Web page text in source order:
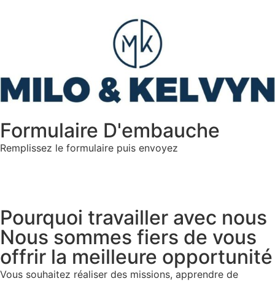
Formulaire D'embauche
Remplissez le formulaire puis envoyez
Pourquoi travailler avec nous
Nous sommes fiers de vous
offrir la meilleure opportunité
Vous souhaitez réaliser des missions, apprendre de